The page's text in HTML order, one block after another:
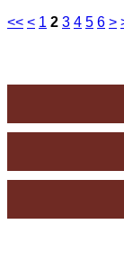
<< < 1 2 3 4 5 6 >